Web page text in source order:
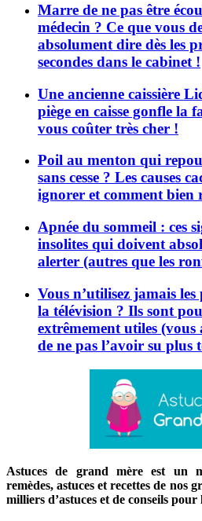
Marre de ne pas être
médecin ? Ce que vous
absolument dire dès les
secondes dans le cabinet !
Une ancienne caissière
piège en caisse gonfle la
vous coûter très cher !
Poil au menton qui
sans cesse ? Les causes
ignorer et comment bien
Apnée du sommeil : ces
insolites qui doivent
alerter (autres que les
Vous n’utilisez jamais
la télévision ? Ils sont
extrêmement utiles (vous
de ne pas l’avoir su plus
Astuces de grand mère est un
remèdes, astuces et recettes de nos
milliers d’astuces et de conseils